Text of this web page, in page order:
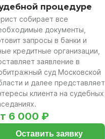
процедуре
собирает все
документы,
запросы в банки и
кредитные организации,
заявление в
суд Московской
и далее представляет
клиента на судебных
6 000 ₽
Оставить заявку